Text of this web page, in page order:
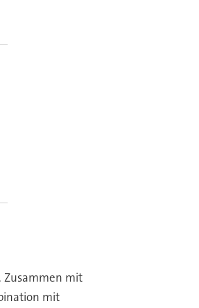
Zusammen mit
mit